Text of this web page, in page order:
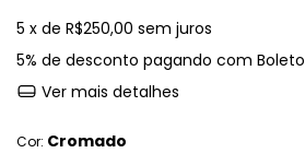
5 x de R$250,00 sem juros
5% de desconto pagando com Boleto
Ver mais detalhes
Cor: Cromado